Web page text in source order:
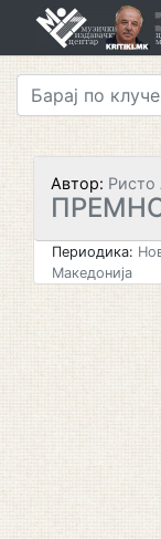
Автор: Ристо
Периодика:
Македонија